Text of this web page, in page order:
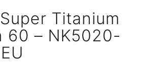
Titanium
60 – NK5020-